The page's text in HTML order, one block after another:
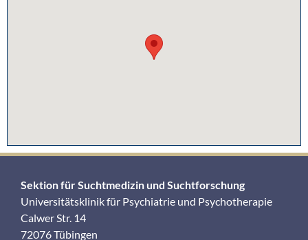
Sektion für Suchtmedizin und Suchtforschung
Universitätsklinik für Psychiatrie und Psychotherapie
Calwer Str. 14
72076 Tübingen